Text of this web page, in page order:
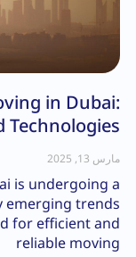
in Dubai:
Technologies
مارس 13, 2025
is undergoing a
emerging trends
for efficient and
reliable moving